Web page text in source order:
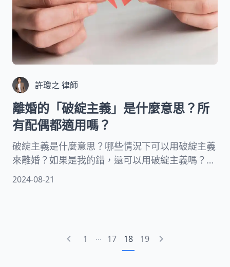
許瓊之 律師
離婚的「破綻主義」是什麼意思？所
有配偶都適用嗎？
破綻主義是什麼意思？哪些情況下可以用破綻主義
來離婚？如果是我的錯，還可以用破綻主義嗎？這
些疑問就讓專業的離婚律師為您提供解答，幫助您
2024-08-21
1 ... 17 18 19